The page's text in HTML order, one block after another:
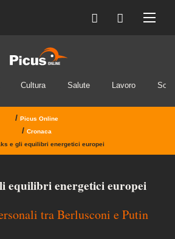
Cultura Salute Lavoro
/ Picus Online
/ Cronaca
e gli equilibri energetici europei
equilibri energetici europei
tra Berlusconi e Putin